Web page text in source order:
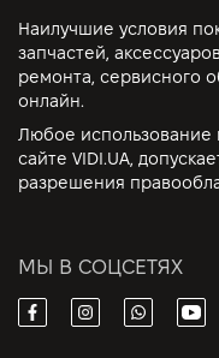
Наилучшие условия
запчастей,
ремонта, сервисного
онлайн.
Любое использование
сайте VIDI.UA,
разрешения
МЫ В СОЦСЕТЯХ